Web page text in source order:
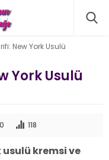
New York Usulü
York Usulü
0 118
kremsi ve